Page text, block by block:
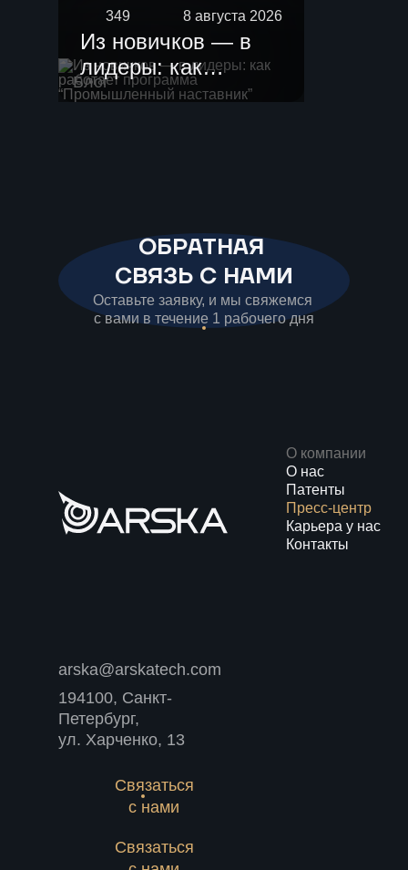
Блог
349 8 августа 2026
Из новичков — в
лидеры: как
работает
ОБРАТНАЯ
СВЯЗЬ С НАМИ
Оставьте заявку, и мы свяжемся
с вами в течение 1 рабочего дня
arska@arskatech.com
194100, Санкт-
Петербург,
ул. Харченко, 13
О компании
О нас
Патенты
Пресс-центр
Карьера у нас
Контакты
Связаться
с нами
Связаться